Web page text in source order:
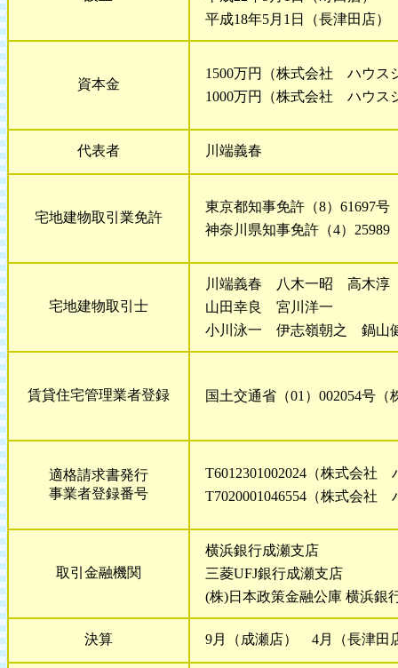
平成18年5月1日（長津田店）
資本金
1500万円（株式会社 ハウ
1000万円（株式会社 ハウス
代表者 川端義春
宅地建物取引業免許
東京都知事免許（8）61697
神奈川県知事免許（4）
宅地建物取引士
川端義春 八木一
山田幸良 宮
小川泳一 伊志嶺朝
賃貸住宅管理業者登録 国土交通省（01）002054号
適格請求書発行
事業者登録番号
T6012301002024（株式会社
T7020001046554（株式会社
取引金融機関
横浜銀行成瀬支店
三菱UFJ銀行成瀬支店
(株)日本政策金融公庫 横浜銀
決算 9月（成瀬店） 4月（長津田